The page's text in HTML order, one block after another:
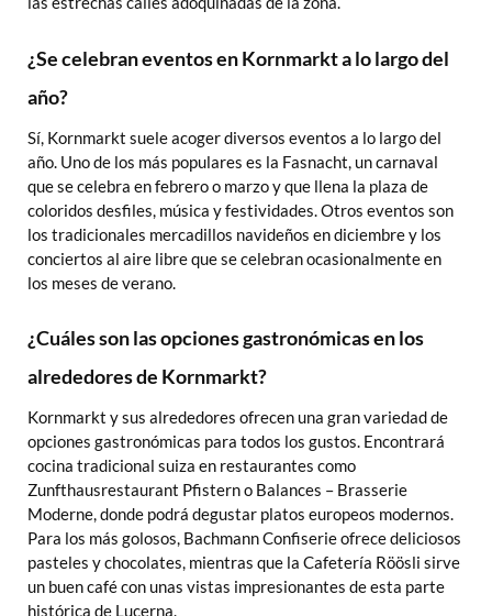
¿Se celebran eventos en Kornmarkt a lo largo del
año?
Sí, Kornmarkt suele acoger diversos eventos a lo largo del
año. Uno de los más populares es la Fasnacht, un carnaval
que se celebra en febrero o marzo y que llena la plaza de
coloridos desfiles, música y festividades. Otros eventos son
los tradicionales mercadillos navideños en diciembre y los
conciertos al aire libre que se celebran ocasionalmente en
los meses de verano.
¿Cuáles son las opciones gastronómicas en los
alrededores de Kornmarkt?
Kornmarkt y sus alrededores ofrecen una gran variedad de
opciones gastronómicas para todos los gustos. Encontrará
cocina tradicional suiza en restaurantes como
Zunfthausrestaurant Pfistern o Balances – Brasserie
Moderne, donde podrá degustar platos europeos modernos.
Para los más golosos, Bachmann Confiserie ofrece deliciosos
pasteles y chocolates, mientras que la Cafetería Röösli sirve
un buen café con unas vistas impresionantes de esta parte
histórica de Lucerna.